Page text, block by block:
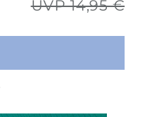
UVP 14,95 €